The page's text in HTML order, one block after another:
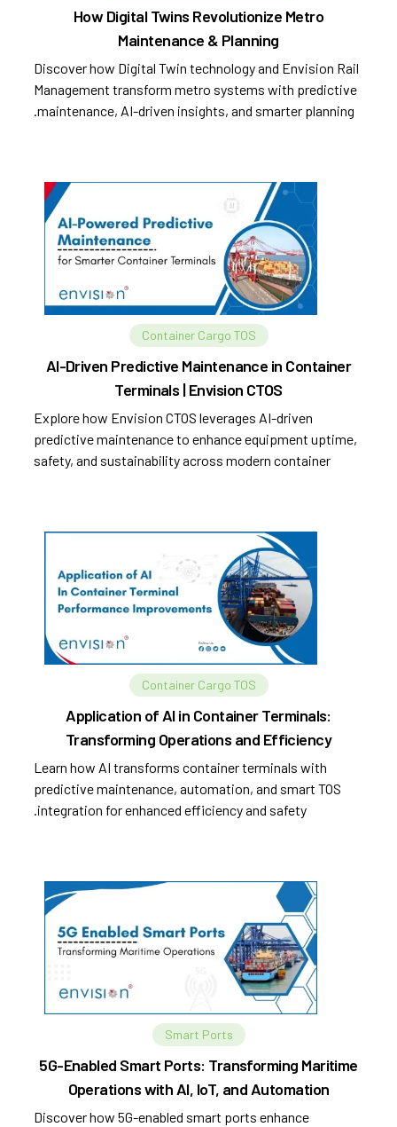
How Digital Twins Revolutionize Metro
Maintenance & Planning
Discover how Digital Twin technology and Envision Rail
Management transform metro systems with predictive
maintenance, AI-driven insights, and smarter planning.
Container Cargo TOS
AI-Driven Predictive Maintenance in Container
Terminals | Envision CTOS
Explore how Envision CTOS leverages AI-driven
predictive maintenance to enhance equipment uptime,
safety, and sustainability across modern container
Container Cargo TOS
Application of AI in Container Terminals:
Transforming Operations and Efficiency
Learn how AI transforms container terminals with
predictive maintenance, automation, and smart TOS
integration for enhanced efficiency and safety.
Smart Ports
5G-Enabled Smart Ports: Transforming Maritime
Operations with AI, IoT, and Automation
Discover how 5G-enabled smart ports enhance